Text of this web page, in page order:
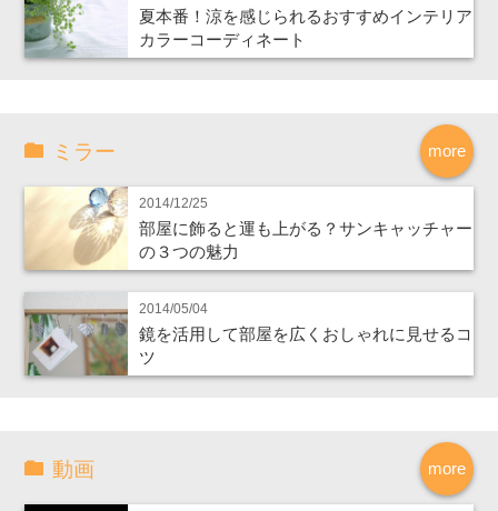
夏本番！涼を感じられるおすすめインテリア
カラーコーディネート
more
ミラー
2014/12/25
部屋に飾ると運も上がる？サンキャッチャー
の３つの魅力
2014/05/04
鏡を活用して部屋を広くおしゃれに見せるコ
ツ
more
動画